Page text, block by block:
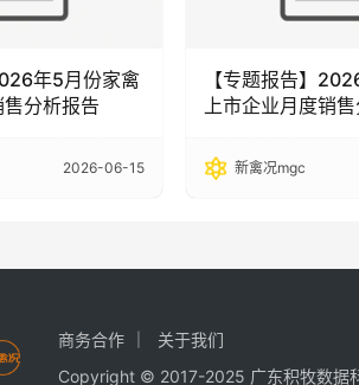
年5月份家禽
分析报告
2026-06-15
【专题报告】
上市企业月度销
新禽况mgc
商务合作
关于我们
Copyright © 2017-2025 广东积牧数据